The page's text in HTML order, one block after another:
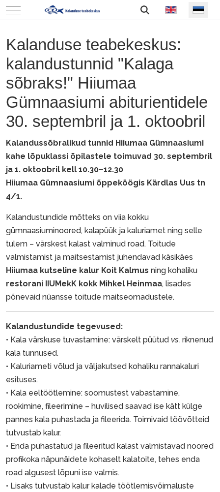
Mobile Menu Toggle Vali keel
Kalanduse teabekeskus:
kalandustunnid "Kalaga
sõbraks!" Hiiumaa
Gümnaasiumi abiturientidele
30. septembril ja 1. oktoobril
Kalandussõbralikud tunnid Hiiumaa Gümnaasiumi
kahe lõpuklassi õpilastele toimuvad 30. septembril
ja 1. oktoobril kell 10.30–12.30
Hiiumaa Gümnaasiumi õppeköögis Kärdlas Uus tn
4/1.
Kalandustundide mõtteks on viia kokku
gümnaasiuminoored, kalapüük ja kaluriamet ning selle
tulem – värskest kalast valminud road. Toitude
valmistamist ja maitsestamist juhendavad käsikäes
Hiiumaa kutseline kalur Koit Kalmus ning kohaliku
restorani IIUMekK kokk Mihkel Heinmaa, lisades
põnevaid nüansse toitude maitseomadustele.
Kalandustundide tegevused:
• Kala värskuse tuvastamine: värskelt püütud vs. riknenud
kala tunnused.
• Kaluriameti võlud ja väljakutsed kohaliku rannakaluri
esituses.
• Kala eeltöötlemine: soomustest vabastamine,
rookimine, fileerimine – huvilised saavad ise kätt külge
pannes kala puhastada ja fileerida. Toimivaid töövõtteid
tutvustab kalur.
• Enda puhastatud ja fileeritud kalast valmistavad noored
profikoka näpunäidete kohaselt kalatoite, tehes enda
road algusest lõpuni ise valmis.
• Lisaks tutvustab kalur kalade töötlemisvõimaluste